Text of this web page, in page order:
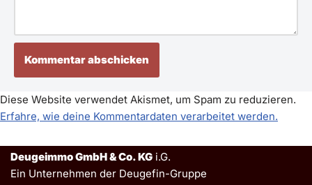
Diese Website verwendet Akismet, um Spam zu reduzieren.
Erfahre, wie deine Kommentardaten verarbeitet werden.
Deugeimmo GmbH & Co. KG i.G.
Ein Unternehmen der Deugefin-Gruppe